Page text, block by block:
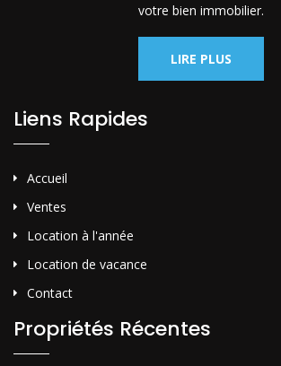
votre bien immobilier.
LIRE PLUS
Liens Rapides
Accueil
Ventes
Location à l'année
Location de vacance
Contact
Propriétés Récentes